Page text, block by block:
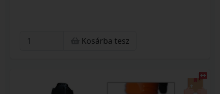
Kosárba tesz